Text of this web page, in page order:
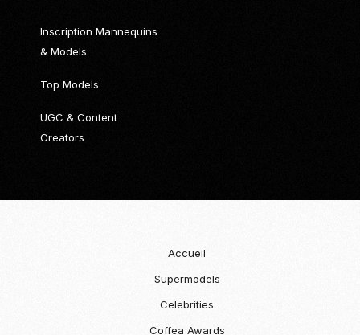
Inscription Mannequins
& Models
Top Models
UGC & Content
Creators
Accueil
Supermodels
Celebrities
Coffea Awards